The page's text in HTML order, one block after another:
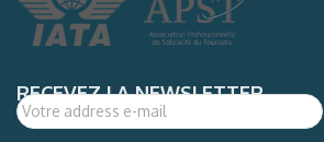
RECEVEZ LA NEWSLETTER